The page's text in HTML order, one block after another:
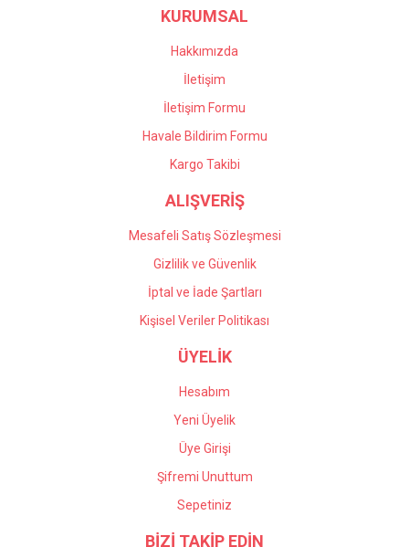
KURUMSAL
Hakkımızda
İletişim
İletişim Formu
Havale Bildirim Formu
Kargo Takibi
ALIŞVERİŞ
Mesafeli Satış Sözleşmesi
Gizlilik ve Güvenlik
İptal ve İade Şartları
Kişisel Veriler Politikası
ÜYELİK
Hesabım
Yeni Üyelik
Üye Girişi
Şifremi Unuttum
Sepetiniz
BİZİ TAKİP EDİN